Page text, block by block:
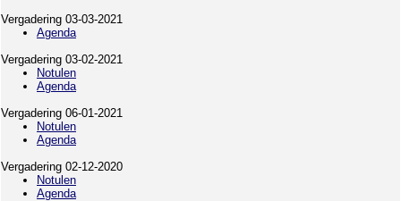
Vergadering 03-03-2021
Agenda
Vergadering 03-02-2021
Notulen
Agenda
Vergadering 06-01-2021
Notulen
Agenda
Vergadering 02-12-2020
Notulen
Agenda